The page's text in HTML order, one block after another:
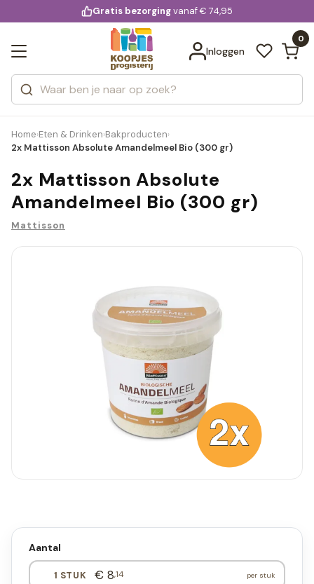
voor 20:00 uur besteld
Gratis bezorgingvanaf € 74,95
Inloggen
0
Zoeken
Categorieën
Merken
Bekijk alle resultaten
Home›Eten & Drinken›Bakproducten›
2x Mattisson Absolute Amandelmeel Bio (300 gr)
2x Mattisson Absolute
Amandelmeel Bio (300 gr)
Mattisson
Aantal
1 STUK € 8,14 per stuk